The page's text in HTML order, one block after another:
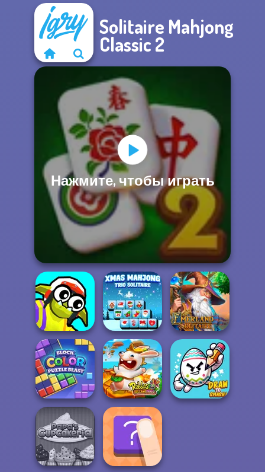
Solitaire Mahjong
Classic 2
Нажмите, чтобы играть
Funny Blade &
Magic
Xmas Mahjong
Trio Solitaire
Emerland
Solitaire
Block Color
Puzzle Blast
Rabbids Volcano
Panic